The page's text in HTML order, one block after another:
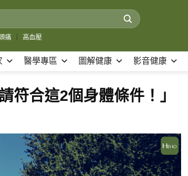
痛 高血壓
醫學專區 圖解健康 影音健康
符合這2個身體條件！」